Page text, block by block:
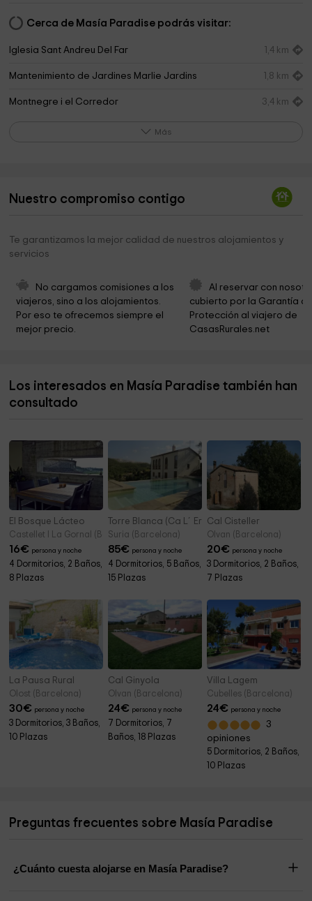
Cerca de Masía Paradise podrás visitar:
Iglesia Sant Andreu Del Far 1,4 km
Mantenimiento de Jardines Marlie Jardins 1,8 km
Montnegre i el Corredor 3,4 km
Centro Excursionista Llinars del Vallès
Santa Eulàlia de Tapioles 4,0 km
RUKIMON - RUCS DEL CORREDOR
ermita de sant sebastia del coll runese
Cementerio de Sant Antoni de Vilamajor
Ayuntamiento de Sant Antoni de Vilamajor 5,3 km
Ermita de Sant Lleïr 5,7 km
Más
Nuestro compromiso contigo
Te garantizamos la mejor calidad de nuestros alojamientos y
servicios
No cargamos comisiones a los
viajeros, sino a los alojamientos.
Por eso te ofrecemos siempre el
mejor precio.
Al reservar con
cubierto por la Garantía
Protección al viajero de
CasasRurales.net
Los interesados en Masía Paradise también han
consultado
El Bosque Lácteo
Castellet I La Gornal (Barcelona)
16€ persona y noche
4 Dormitorios, 2 Baños,
8 Plazas
Torre Blanca (Ca L´Ermitanyo)
Suria (Barcelona)
85€ persona y noche
4 Dormitorios, 5 Baños,
15 Plazas
Cal Cisteller
Olvan (Barcelona)
20€ persona y noche
3 Dormitorios, 2 Baños,
7 Plazas
La Pausa Rural
Olost (Barcelona)
30€ persona y noche
3 Dormitorios, 3 Baños,
10 Plazas
Cal Ginyola
Olvan (Barcelona)
24€ persona y noche
7 Dormitorios, 7
Baños, 18 Plazas
Villa Lagem
Cubelles (Barcelona)
24€ persona y noche
3
opiniones
5 Dormitorios, 2 Baños,
10 Plazas
Preguntas frecuentes sobre Masía Paradise
¿Cuánto cuesta alojarse en Masía Paradise?